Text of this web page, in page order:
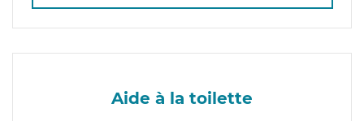
Aide à la toilette